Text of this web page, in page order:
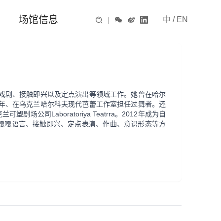
中 / EN
 |   
场馆信息
剧、接触即兴以及定点演出等领域工作。她曾在哈尔
、在乌克兰哈尔科夫现代芭蕾工作室担任过舞者。还
可塑剧场公司Laboratoriya Teatrra。2012年成为自
语言、接触即兴、定点表演、作曲、意识形态等方